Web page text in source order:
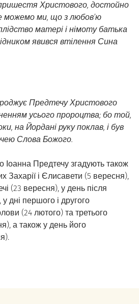
Христового, достойно
можемо ми, що з любов’ю
матері і німоту батька
явився втілення Сина
Предтечу Христового
усього пророцтва; бо той,
на Йордані руку поклав, і був
Слова Божого.
Іоанна Предтечу згадують також
Захарії і Єлисавети (5 вересня),
(23 вересня), у день після
дні першого і другого
(24 лютого) та третього
а також у день його